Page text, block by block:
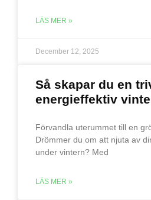
LÄS MER »
December 12, 2025
Så skapar du en
energieffektiv
Förvandla uterummet till en
Drömmer du om att njuta av
under vintern? Med
LÄS MER »